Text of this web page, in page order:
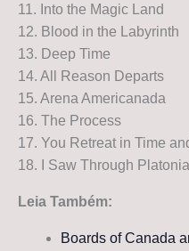
11. Into the Magic Land
12. Blood in the Labyrinth
13. Deep Time
14. All Reason Departs
15. Arena Americanada
16. The Process
17. You Retreat in Time
18. I Saw Through Platonia
Leia Também:
Boards of Canada